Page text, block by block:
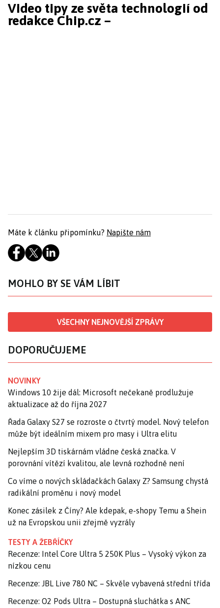
Video tipy ze světa technologií od
redakce Chip.cz –
Máte k článku připomínku? Napište nám
MOHLO BY SE VÁM LÍBIT
VŠECHNY NEJNOVĚJŠÍ ZPRÁVY
DOPORUČUJEME
NOVINKY
Windows 10 žije dál: Microsoft nečekaně prodlužuje
aktualizace až do října 2027
Řada Galaxy S27 se rozroste o čtvrtý model. Nový telefon
může být ideálním mixem pro masy i Ultra elitu
Nejlepším 3D tiskárnám vládne česká značka. V
porovnání vítězí kvalitou, ale levná rozhodně není
Co víme o nových skládačkách Galaxy Z? Samsung chystá
radikální proměnu i nový model
Konec zásilek z Číny? Ale kdepak, e-shopy Temu a Shein
už na Evropskou unii zřejmě vyzrály
TESTY A ŽEBŘÍČKY
Recenze: Intel Core Ultra 5 250K Plus – Vysoký výkon za
nízkou cenu
Recenze: JBL Live 780 NC – Skvěle vybavená střední třída
Recenze: O2 Pods Ultra – Dostupná sluchátka s ANC